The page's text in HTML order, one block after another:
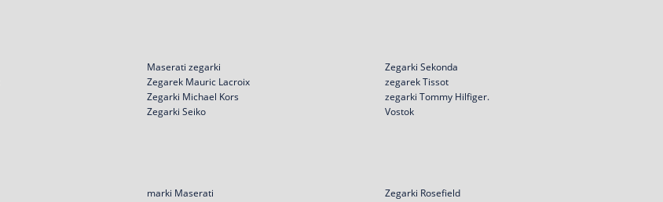
Maserati zegarki
Zegarek Mauric Lacroix
Zegarki Michael Kors
Zegarki Seiko
Zegarki Sekonda
zegarek Tissot
zegarki Tommy Hilfiger.
Vostok
marki Maserati
Zegarki Rosefield